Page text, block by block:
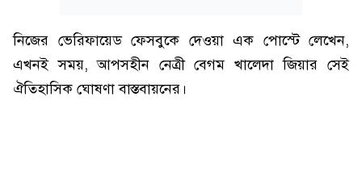
নিজের ভেরিফায়েড ফেসবুকে দেওয়া এক পোস্টে লেখেন,
এখনই সময়, আপসহীন নেত্রী বেগম খালেদা জিয়ার সেই
ঐতিহাসিক ঘোষণা বাস্তবায়নের।